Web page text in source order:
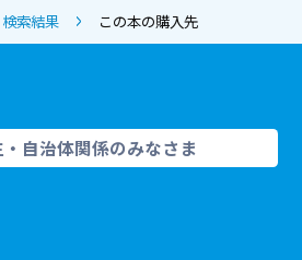
検索結果 この本の購入先
自治体関係のみなさま